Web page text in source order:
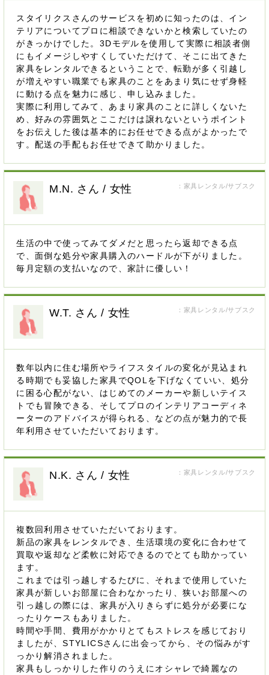
スタイリクスさんのサービスを初めに知ったのは、イン
テリアについてプロに相談できないかと検索していたの
がきっかけでした。3Dモデルを使用して実際に相談者側
にもイメージしやすくしていただけて、そこに出てきた
家具をレンタルできるということで、転勤が多く引越し
が増えやすい職業でも家具のことをあまり気にせず身軽
に動ける点を魅力に感じ、申し込みました。
実際に利用してみて、あまり家具のことに詳しくないた
め、好みの雰囲気とここだけは譲れないというポイント
をお伝えした後は基本的にお任せできる点がよかったで
す。配送の手配もお任せできて助かりました。
：家具レンタル/サブスク
M.N. さん / 女性
生活の中で使ってみてダメだと思ったら返却できる点
で、面倒な処分や家具購入のハードルが下がりました。
毎月定額の支払いなので、家計に優しい！
：家具レンタル/サブスク
W.T. さん / 女性
数年以内に住む場所やライフスタイルの変化が見込まれ
る時期でも妥協した家具でQOLを下げなくていい、処分
に困る心配がない、はじめてのメーカーや新しいテイス
トでも冒険できる、そしてプロのインテリアコーディネ
ーターのアドバイスが得られる、などの点が魅力的で長
年利用させていただいております。
：家具レンタル/サブスク
N.K. さん / 女性
複数回利用させていただいております。
新品の家具をレンタルでき、生活環境の変化に合わせて
買取や返却など柔軟に対応できるのでとても助かってい
ます。
これまでは引っ越しするたびに、それまで使用していた
家具が新しいお部屋に合わなかったり、狭いお部屋への
引っ越しの際には、家具が入りきらずに処分が必要にな
ったりケースもありました。
時間や手間、費用がかかりとてもストレスを感じており
ましたが、STYLICSさんに出会ってから、その悩みがす
っかり解消されました。
家具もしっかりした作りのうえにオシャレで綺麗なの